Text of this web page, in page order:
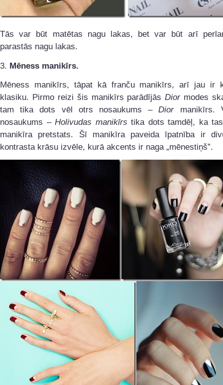
Tās var būt matētas nagu lakas, bet var būt arī
parastās nagu lakas.
3. Mēness manikīrs.
Mēness manikīrs, tāpat kā franču manikīrs, arī jau ir
klasiku. Pirmo reizi šis manikīrs parādījās Diormodes
tam tika dots vēl otrs nosaukums –Diormanikīrs.
nosaukums – Holivudas manikīrs tika dots tamdēļ, ka
manikīra pretstats. Šī manikīra paveida īpatnība ir
kontrasta krāsu izvēle, kurā akcents ir naga „mēnestiņš”.